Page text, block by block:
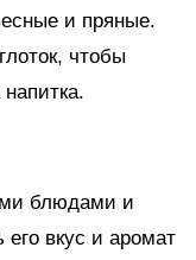
и пряные.
чтобы
блюдами и
его вкус и аромат